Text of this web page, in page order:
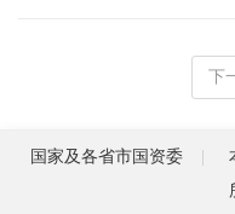
下
国家及各省市国资委